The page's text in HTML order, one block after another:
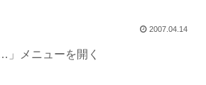
2007.04.14
」メニューを開く